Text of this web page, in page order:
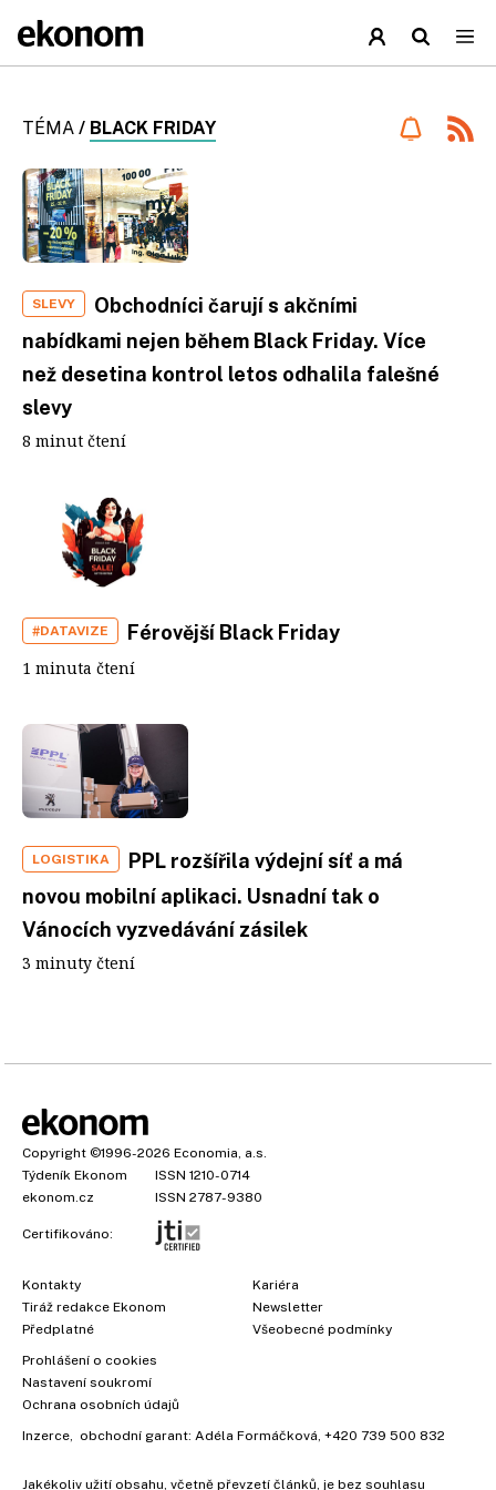
TÉMA / BLACK FRIDAY
SLEVY
Obchodníci čarují s akčními
nabídkami nejen během Black Friday. Více
než desetina kontrol letos odhalila falešné
slevy
8 minut čtení
#DATAVIZE Férovější Black Friday
1 minuta čtení
LOGISTIKA
PPL rozšířila výdejní síť a má
novou mobilní aplikaci. Usnadní tak o
Vánocích vyzvedávání zásilek
3 minuty čtení
Copyright ©1996-2026 Economia, a.s.
Týdeník Ekonom
ISSN 1210-0714
ekonom.cz
ISSN 2787-9380
Certifikováno:
Kontakty
Tiráž redakce Ekonom
Předplatné
Kariéra
Newsletter
Všeobecné podmínky
Prohlášení o cookies
Nastavení soukromí
Ochrana osobních údajů
Inzerce , obchodní garant: Adéla Formáčková +420 739 500 832
Jakékoliv užití obsahu, včetně převzetí článků, je bez souhlasu